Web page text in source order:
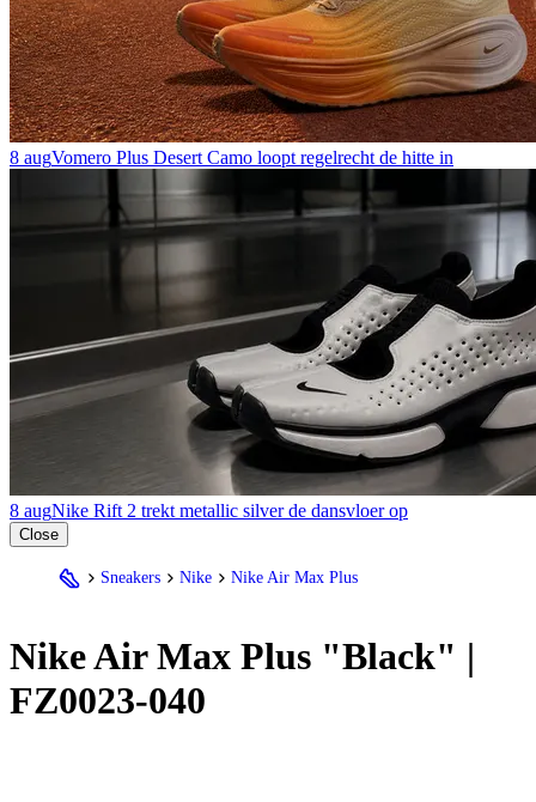
8 augVomero Plus Desert Camo loopt regelrecht de hitte in
8 augNike Rift 2 trekt metallic silver de dansvloer op
Close
Sneakers Nike Nike Air Max Plus
NikeAir Max Plus "Black" |
FZ0023-040